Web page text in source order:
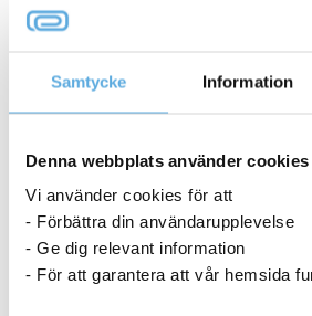
Samtycke Information
Denna webbplats använder cookies
Vi använder cookies för att
- Förbättra din användarupplevelse
- Ge dig relevant information
- För att garantera att vår hemsida
Kategorier